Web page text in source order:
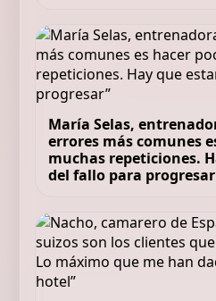
María Selas,
errores más comunes
muchas repeticiones.
del fallo para